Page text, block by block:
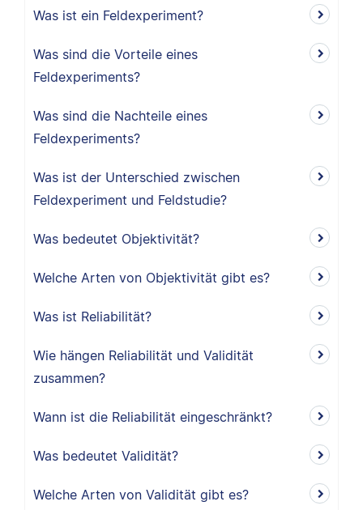
Was ist ein Feldexperiment?
Was sind die Vorteile eines
Feldexperiments?
Was sind die Nachteile eines
Feldexperiments?
Was ist der Unterschied zwischen
Feldexperiment und Feldstudie?
Was bedeutet Objektivität?
Welche Arten von Objektivität gibt es?
Was ist Reliabilität?
Wie hängen Reliabilität und Validität
zusammen?
Wann ist die Reliabilität eingeschränkt?
Was bedeutet Validität?
Welche Arten von Validität gibt es?